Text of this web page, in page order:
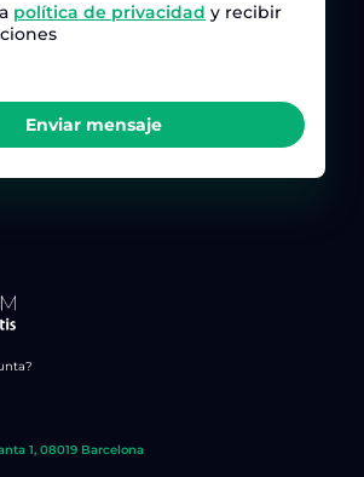
política de privacidad y recibir
Enviar mensaje
1, 08019 Barcelona